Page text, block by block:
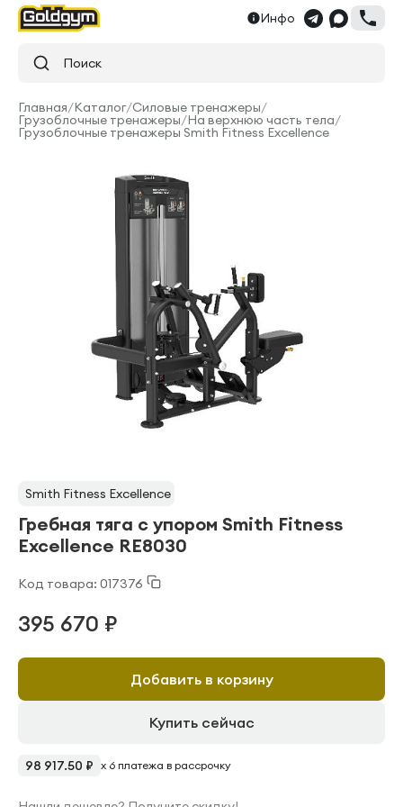
Инфо
Поиск
Главная/Каталог/Силовые тренажеры/
Грузоблочные тренажеры/На верхнюю часть тела/
Грузоблочные тренажеры Smith Fitness Excellence
Smith Fitness Excellence
Гребная тяга с упором Smith Fitness
Excellence RE8030
Код товара: 017376
395 670 ₽
Добавить в корзину
Купить сейчас
98 917.50 ₽ x 6 платежа в рассрочку